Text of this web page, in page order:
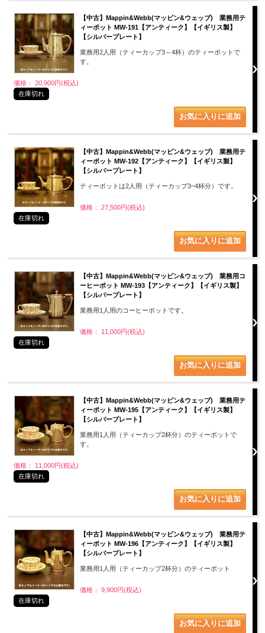
【中古】Mappin&Webb(マッピン&ウェッブ) 業務用テ
ィーポット MW-191【アンティーク】【イギリス製】
【シルバープレート】
業務用2人用（ティーカップ3～4杯）のティーポットで
す。
価格： 20,900円(税込)
在庫切れ
【中古】Mappin&Webb(マッピン&ウェッブ) 業務用テ
ィーポット MW-192【アンティーク】【イギリス製】
【シルバープレート】
ティーポットは2人用（ティーカップ3~4杯分）です。
価格： 27,500円(税込)
在庫切れ
【中古】Mappin&Webb(マッピン&ウェッブ) 業務用コ
ーヒーポット MW-193【アンティーク】【イギリス製】
【シルバープレート】
業務用1人用のコーヒーポットです。
価格： 11,000円(税込)
在庫切れ
【中古】Mappin&Webb(マッピン&ウェッブ) 業務用テ
ィーポット MW-195【アンティーク】【イギリス製】
【シルバープレート】
業務用1人用（ティーカップ2杯分）のティーポットで
す。
価格： 11,000円(税込)
在庫切れ
【中古】Mappin&Webb(マッピン&ウェッブ) 業務用テ
ィーポット MW-196【アンティーク】【イギリス製】
【シルバープレート】
業務用1人用（ティーカップ2杯分）のティーポット
価格： 9,900円(税込)
在庫切れ